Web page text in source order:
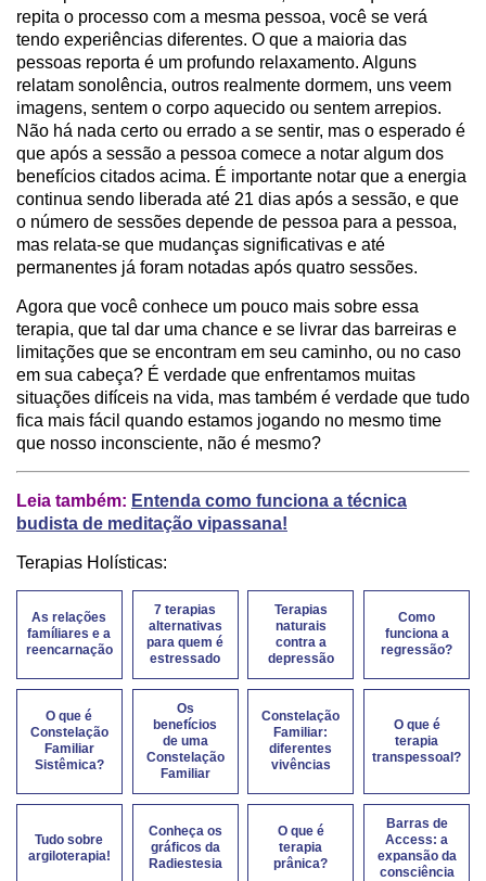
repita o processo com a mesma pessoa, você se verá
tendo experiências diferentes. O que a maioria das
pessoas reporta é um profundo relaxamento. Alguns
relatam sonolência, outros realmente dormem, uns veem
imagens, sentem o corpo aquecido ou sentem arrepios.
Não há nada certo ou errado a se sentir, mas o esperado é
que após a sessão a pessoa comece a notar algum dos
benefícios citados acima. É importante notar que a energia
continua sendo liberada até 21 dias após a sessão, e que
o número de sessões depende de pessoa para a pessoa,
mas relata-se que mudanças significativas e até
permanentes já foram notadas após quatro sessões.
Agora que você conhece um pouco mais sobre essa
terapia, que tal dar uma chance e se livrar das barreiras e
limitações que se encontram em seu caminho, ou no caso
em sua cabeça? É verdade que enfrentamos muitas
situações difíceis na vida, mas também é verdade que tudo
fica mais fácil quando estamos jogando no mesmo time
que nosso inconsciente, não é mesmo?
Leia também: Entenda como funciona a técnica
budista de meditação vipassana!
Terapias Holísticas:
As relações
famíliares e a
reencarnação
7 terapias
alternativas
para quem é
estressado
Terapias
naturais
contra a
depressão
Como
funciona a
regressão?
O que é
Constelação
Familiar
Sistêmica?
Os
benefícios
de uma
Constelação
Familiar
Constelação
Familiar:
diferentes
vivências
O que é
terapia
transpessoal?
Tudo sobre
argiloterapia!
Conheça os
gráficos da
Radiestesia
O que é
terapia
prânica?
Barras de
Access: a
expansão da
consciência